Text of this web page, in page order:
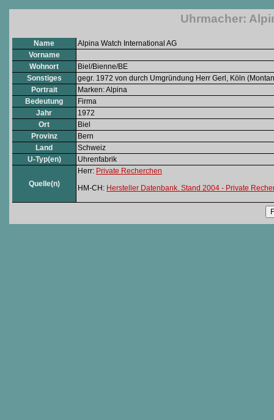
Uhrmacher:
Name
Alpina Watch International AG
Vorname
Wohnort
Biel/Bienne/BE
Sonstiges
gegr. 1972 von durch Umgründung Herr Gerl, Köln
Portrait
Marken: Alpina
Bedeutung
Firma
Jahr
1972
Ort
Biel
Provinz
Bern
Land
Schweiz
U-Typ(en)
Uhrenfabrik
Quelle(n)
Herr: Private Recherchen
HM-CH: Hersteller Datenbank. Stand 2004 - Private